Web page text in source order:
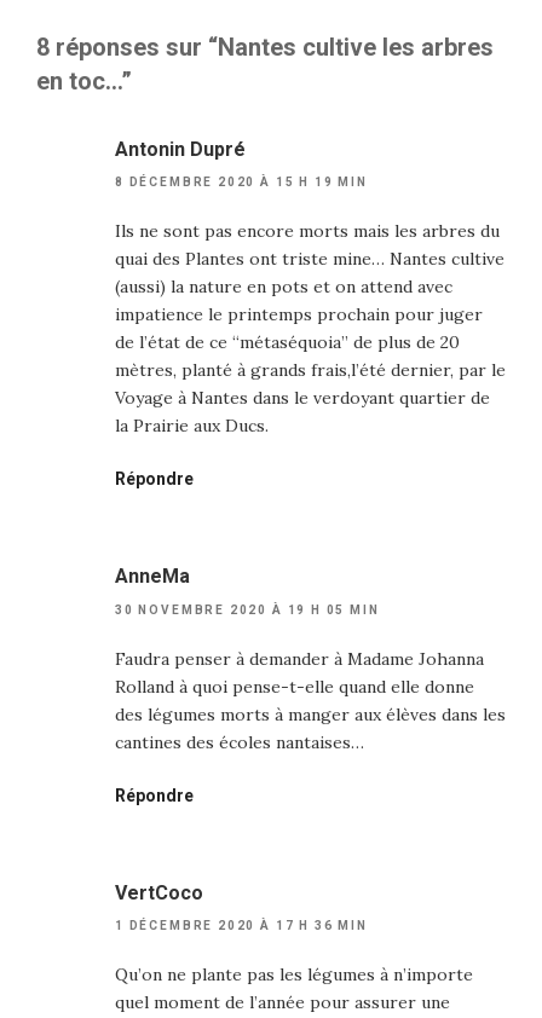
8 réponses sur “Nantes cultive les arbres
en toc…”
Antonin Dupré
8 DÉCEMBRE 2020 À 15 H 19 MIN
Ils ne sont pas encore morts mais les arbres du
quai des Plantes ont triste mine… Nantes cultive
(aussi) la nature en pots et on attend avec
impatience le printemps prochain pour juger
de l’état de ce “métaséquoia” de plus de 20
mètres, planté à grands frais,l’été dernier, par le
Voyage à Nantes dans le verdoyant quartier de
la Prairie aux Ducs.
Répondre
AnneMa
30 NOVEMBRE 2020 À 19 H 05 MIN
Faudra penser à demander à Madame Johanna
Rolland à quoi pense-t-elle quand elle donne
des légumes morts à manger aux élèves dans les
cantines des écoles nantaises…
Répondre
VertCoco
1 DÉCEMBRE 2020 À 17 H 36 MIN
Qu’on ne plante pas les légumes à n’importe
quel moment de l’année pour assurer une